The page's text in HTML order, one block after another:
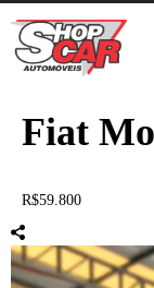
Fiat
R$59.800